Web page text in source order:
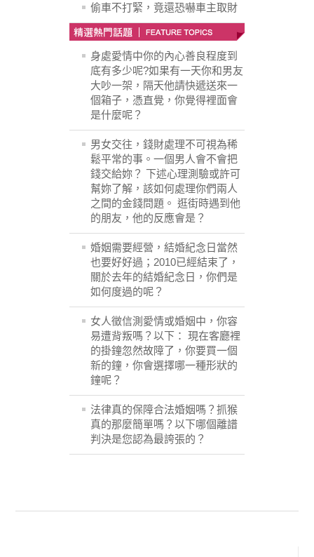
偷車不打緊，竟還恐嚇車主取財
身處愛情中你的內心善良程度到
底有多少呢?如果有一天你和男友
大吵一架，隔天他請快遞送來一
個箱子，憑直覺，你覺得裡面會
是什麼呢？
男女交往，錢財處理不可視為稀
鬆平常的事。一個男人會不會把
錢交給妳？ 下述心理測驗或許可
幫妳了解，該如何處理你們兩人
之間的金錢問題。 逛街時遇到他
的朋友，他的反應會是？
婚姻需要經營，結婚紀念日當然
也要好好過；2010已經結束了，
關於去年的結婚紀念日，你們是
如何度過的呢？
女人徵信測愛情或婚姻中，你容
易遭背叛嗎？以下： 現在客廳裡
的掛鐘忽然故障了，你要買一個
新的鐘，你會選擇哪一種形狀的
鐘呢？
法律真的保障合法婚姻嗎？抓猴
真的那麼簡單嗎？以下哪個離譜
判決是您認為最誇張的？